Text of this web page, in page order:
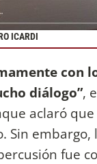
ICARDI
con
diálogo”,
aclaró
Sin embargo,
fue